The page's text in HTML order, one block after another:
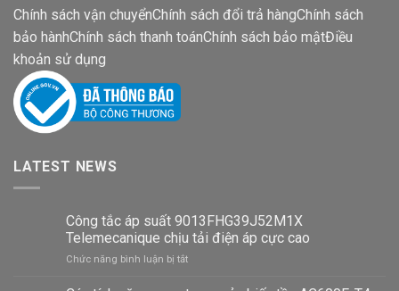
Chính sách vận chuyểnChính sách đổi trả hàngChính sách
bảo hànhChính sách thanh toánChính sách bảo mậtĐiều
khoản sử dụng
LATEST NEWS
Công tắc áp suất 9013FHG39J52M1X
Telemecanique chịu tải điện áp cực cao
Chức năng bình luận bị tắtở